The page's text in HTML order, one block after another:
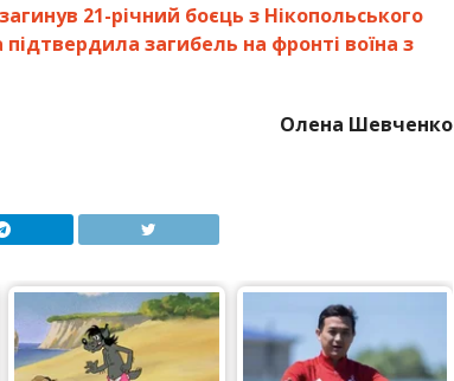
21-річний боєць з Нікопольського
загибель на фронті воїна з
Олена Шевченко